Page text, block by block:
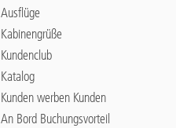
Ausflüge
Kabinengrüße
Kundenclub
Katalog
Kunden werben Kunden
An Bord Buchungsvorteil